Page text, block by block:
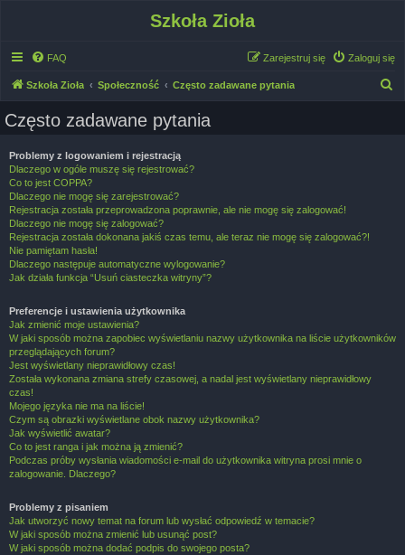
Szkoła Zioła
FAQ Zaloguj się
Zarejestruj się
Szkoła Zioła Społeczność Często zadawane pytania
Często zadawane pytania
Problemy z logowaniem i rejestracją
Dlaczego w ogóle muszę się rejestrować?
Co to jest COPPA?
Dlaczego nie mogę się zarejestrować?
Rejestracja została przeprowadzona poprawnie, ale nie mogę się zalogować!
Dlaczego nie mogę się zalogować?
Rejestracja została dokonana jakiś czas temu, ale teraz nie mogę się zalogować?!
Nie pamiętam hasła!
Dlaczego następuje automatyczne wylogowanie?
Jak działa funkcja “Usuń ciasteczka witryny”?
Preferencje i ustawienia użytkownika
Jak zmienić moje ustawienia?
W jaki sposób można zapobiec wyświetlaniu nazwy użytkownika na liście użytkowników
przeglądających forum?
Jest wyświetlany nieprawidłowy czas!
Została wykonana zmiana strefy czasowej, a nadal jest wyświetlany nieprawidłowy
czas!
Mojego języka nie ma na liście!
Czym są obrazki wyświetlane obok nazwy użytkownika?
Jak wyświetlić awatar?
Co to jest ranga i jak można ją zmienić?
Podczas próby wysłania wiadomości e-mail do użytkownika witryna prosi mnie o
zalogowanie. Dlaczego?
Problemy z pisaniem
Jak utworzyć nowy temat na forum lub wysłać odpowiedź w temacie?
W jaki sposób można zmienić lub usunąć post?
W jaki sposób można dodać podpis do swojego posta?